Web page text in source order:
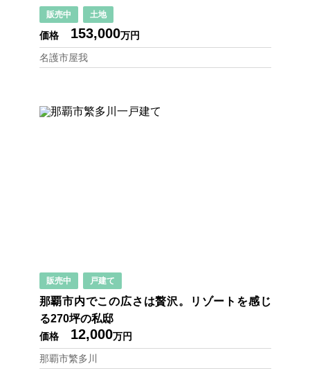
販売中 土地
価格 153,000万円
名護市屋我
販売中 戸建て
那覇市内でこの広さは贅沢。リゾートを感じ
る270坪の私邸
価格 12,000万円
那覇市繁多川